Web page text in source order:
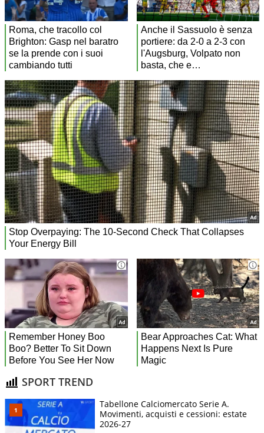
SPORT TREND
Tabellone Calciomercato Serie A.
Movimenti, acquisti e cessioni: estate
2026-27